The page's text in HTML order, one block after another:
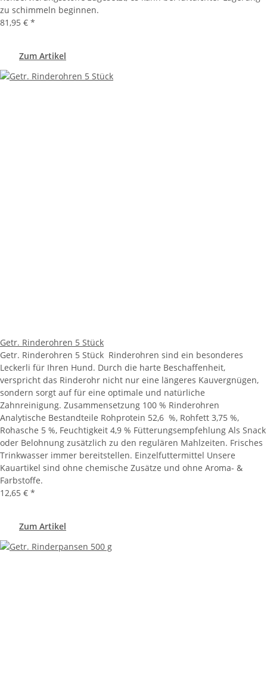
zu schimmeln beginnen.
81,95 € *
Zum Artikel
Getr. Rinderohren 5 Stück
Getr. Rinderohren 5 Stück Rinderohren sind ein besonderes
Leckerli für Ihren Hund. Durch die harte Beschaffenheit,
verspricht das Rinderohr nicht nur eine längeres Kauvergnügen,
sondern sorgt auf für eine optimale und natürliche
Zahnreinigung. Zusammensetzung 100 % Rinderohren
Analytische Bestandteile Rohprotein 52,6 %, Rohfett 3,75 %,
Rohasche 5 %, Feuchtigkeit 4,9 % Fütterungsempfehlung Als Snack
oder Belohnung zusätzlich zu den regulären Mahlzeiten. Frisches
Trinkwasser immer bereitstellen. Einzelfuttermittel Unsere
Kauartikel sind ohne chemische Zusätze und ohne Aroma- &
Farbstoffe.
12,65 € *
Zum Artikel